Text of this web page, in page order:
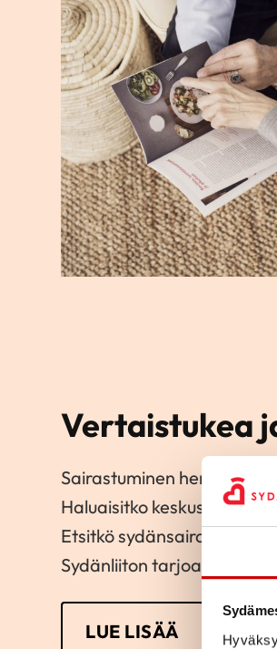
Vertaistukea
Sairastuminen herättää
Haluaisitko keskustella
Etsitkö sydänsairastuneille
Sydänliiton tarjoamaan
LUE LISÄÄ